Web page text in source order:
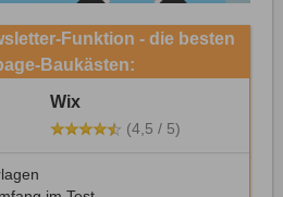
Funktion - die besten
Baukästen:
Wix
(4,5 / 5)